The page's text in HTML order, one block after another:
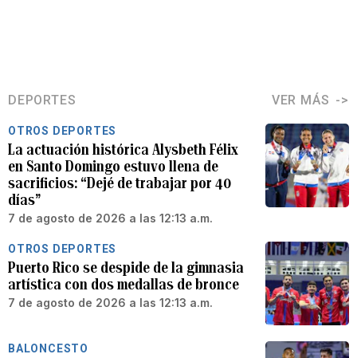
DEPORTES VER MÁS
OTROS DEPORTES
La actuación histórica Alysbeth Félix
en Santo Domingo estuvo llena de
sacrificios: “Dejé de trabajar por 40
días”
7 de agosto de 2026 a las 12:13 a.m.
OTROS DEPORTES
Puerto Rico se despide de la gimnasia
artística con dos medallas de bronce
7 de agosto de 2026 a las 12:13 a.m.
BALONCESTO